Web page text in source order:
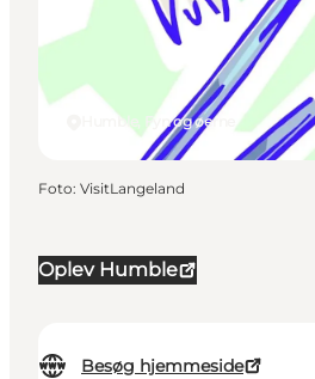
Oplev Humble
Besøg hjemmeside
Humble, Fyn og øerne
Foto: VisitLangeland